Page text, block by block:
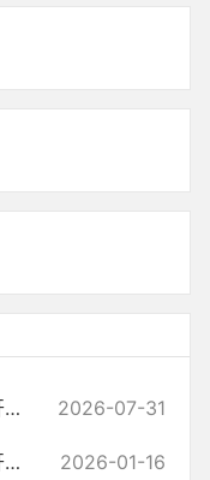
天门市卫生健康委政府信息公开指南(2026年版) 2026-07-31
天门市卫生健康委员会主动公开事项目录 2026-01-16